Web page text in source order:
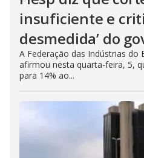
insuficiente e
desmedida’ do
A Federação das Indústrias do
afirmou nesta quarta-feira, 5,
para 14% ao...